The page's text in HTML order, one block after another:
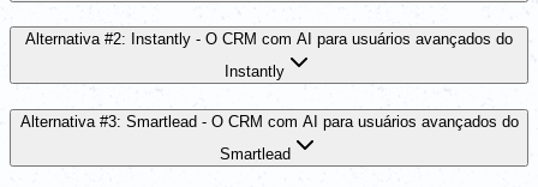
Alternativa #2: Instantly - O CRM com AI para usuários avançados do
Instantly
Alternativa #3: Smartlead - O CRM com AI para usuários avançados do
Smartlead